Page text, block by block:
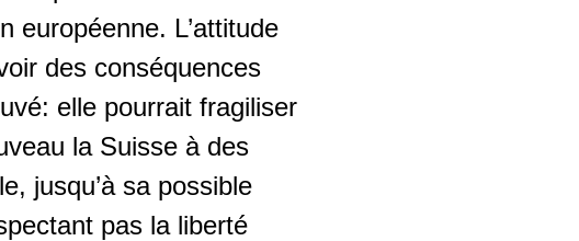
européenne. L’attitude
des conséquences
elle pourrait fragiliser
la Suisse à des
jusqu’à sa possible
pas la liberté